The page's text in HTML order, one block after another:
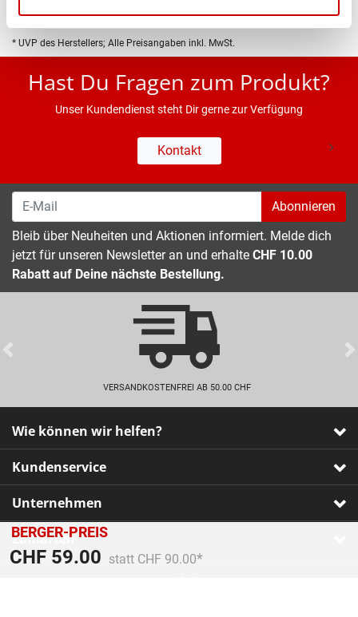
BERGER-PREIS
CHF 59.00 Preis reduziert von
statt CHF 90.00
An
* UVP des Herstellers; Alle Preisangaben inkl. MwSt.
Hast Du Fragen zum Produkt?
Unser Kundendienst steht Dir gerne zur Verfügung
Kontakt
Abonnieren
Bleib über Neuheiten und Aktionen informiert. Melde dich
jetzt für unseren Newsletter an und erhalte CHF 10.00
Rabatt auf Deine nächste Bestellung.
VERSANDKOSTENFREI AB 50.00 CHF
Previous
Wie können wir helfen?
Kundenservice
Unternehmen
Zahlarten